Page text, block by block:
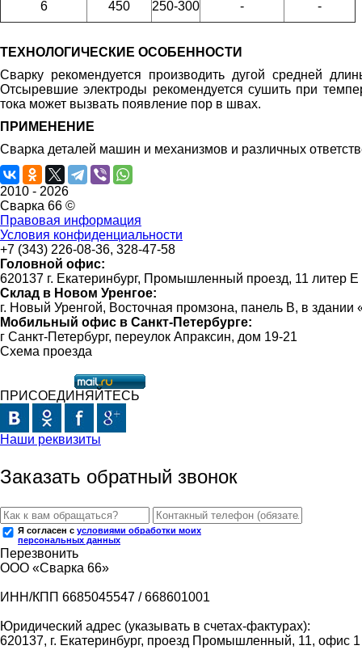
6
450
250-300
-
-
ТЕХНОЛОГИЧЕСКИЕ ОСОБЕННОСТИ
Сварку рекомендуется производить дугой средней
Отсыревшие электроды рекомендуется сушить при
тока может вызвать появление пор в швах.
ПРИМЕНЕНИЕ
Сварка деталей машин и механизмов и различных
2010 - 2026
Сварка 66 ©
Правовая информация
Условия конфиденциальности
+7 (343) 226-08-36, 328-47-58
Головной офис:
620137 г. Екатеринбург, Промышленный проезд, 11 литер Е
Склад в Новом Уренгое:
г. Новый Уренгой, Восточная промзона, панель В, в
Мобильный офис в Санкт-Петербурге:
г Санкт-Петербург, переулок Апраксин, дом 19-21
Схема проезда
ПРИСОЕДИНЯЙТЕСЬ
Наши реквизиты
Заказать обратный звонок
Я согласен с условиями обработки моих
персональных данных
Перезвонить
ООО «Сварка 66»
ИНН/КПП 6685045547 / 668601001
Юридический адрес (указывать в счетах-фактурах):
620137, г. Екатеринбург, проезд Промышленный, 11, офис 1